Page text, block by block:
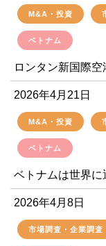
M&A・投資
ベトナム
ロンタン新国際
2026年4月21日
M&A・投資
ベトナム
ベトナムは世界
2026年4月8日
市場調査・企業調査